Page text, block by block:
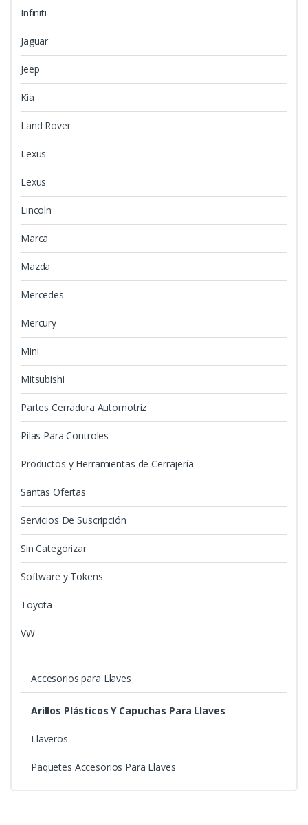
Infiniti
Jaguar
Jeep
Kia
Land Rover
Lexus
Lexus
Lincoln
Marca
Mazda
Mercedes
Mercury
Mini
Mitsubishi
Partes Cerradura Automotriz
Pilas Para Controles
Productos y Herramientas de Cerrajería
Santas Ofertas
Servicios De Suscripción
Sin Categorizar
Software y Tokens
Toyota
VW
Accesorios para Llaves
Arillos Plásticos Y Capuchas Para Llaves
Llaveros
Paquetes Accesorios Para Llaves